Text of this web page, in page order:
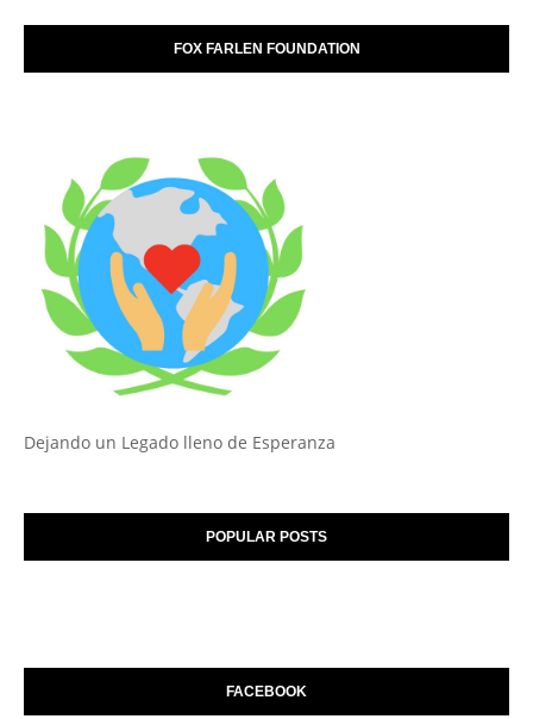
FOX FARLEN FOUNDATION
Dejando un Legado lleno de Esperanza
POPULAR POSTS
FACEBOOK